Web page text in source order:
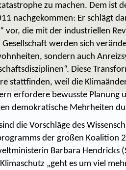
zu machen. Dem ist
nachgekommen: Er schlägt
vor, die mit der industriellen
Gesellschaft werden sich
sondern auch
Diese
stattfinden, weil die
erfordere bewusste Planung
demokratische Mehrheiten
die Vorschläge des
der großen Koalition
Barbara Hendricks
„geht es um viel